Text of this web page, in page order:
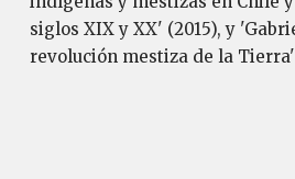
siglos XIX y XX' (2015), y
revolución mestiza de la Tierra'